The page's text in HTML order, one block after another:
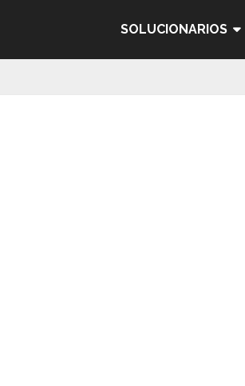
SOLUCIONARIOS